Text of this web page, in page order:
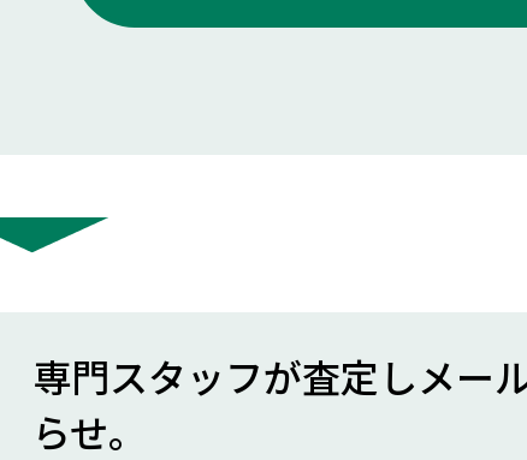
専門スタッフが査定しメー
らせ。